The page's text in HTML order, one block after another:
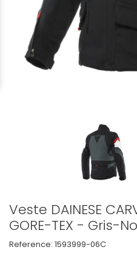
Veste DAINESE
GORE-TEX - Gris-
Reference: 1593999-06C